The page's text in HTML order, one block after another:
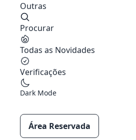
Outras
Procurar
Todas as Novidades
Verificações
Dark Mode
Área Reservada